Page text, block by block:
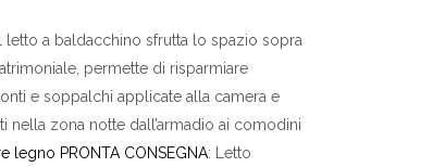
a baldacchino sfrutta lo spazio sopra
permette di risparmiare
e soppalchi applicate alla camera e
zona notte dall’armadio ai comodini
legno PRONTA CONSEGNA: Letto